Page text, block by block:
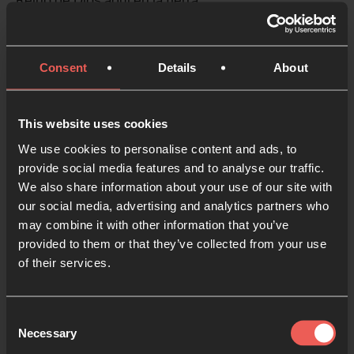
Consent Details About
This website uses cookies
We use cookies to personalise content and ads, to
provide social media features and to analyse our traffic.
We also share information about your use of our site with
our social media, advertising and analytics partners who
may combine it with other information that you’ve
provided to them or that they’ve collected from your use
of their services.
Selection
Necessary
Nuestra conferencia se llevará a cabo los días:
p.m.
Sábado 14 de junio de 2025 de 8:00 a.m. a 9:00 p.m.
Domingo 15 de junio de 2025 de 9:00 a.m. a 1:00 p.
m.
Expositores:
Junto a Andy y Helen Taylor, Directores de Oración
24-7 Perú, escucharemos a invitados como Brian
Colombia; Pastor Americo Ramos, pastor principal